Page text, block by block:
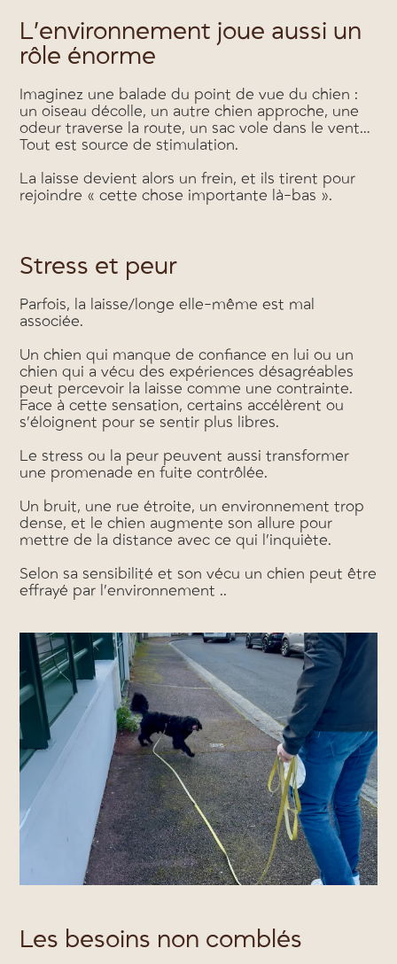
L’environnement joue aussi un
rôle énorme
Imaginez une balade du point de vue du chien :
un oiseau décolle, un autre chien approche, une
odeur traverse la route, un sac vole dans le vent…
Tout est source de stimulation.
La laisse devient alors un frein, et ils tirent pour
rejoindre « cette chose importante là-bas ».
Stress et peur
Parfois, la laisse/longe elle-même est mal
associée.
Un chien qui manque de confiance en lui ou un
chien qui a vécu des expériences désagréables
peut percevoir la laisse comme une contrainte.
Face à cette sensation, certains accélèrent ou
s’éloignent pour se sentir plus libres.
Le stress ou la peur peuvent aussi transformer
une promenade en fuite contrôlée.
Un bruit, une rue étroite, un environnement trop
dense, et le chien augmente son allure pour
mettre de la distance avec ce qui l’inquiète.
Selon sa sensibilité et son vécu un chien peut être
effrayé par l’environnement ..
Les besoins non comblés